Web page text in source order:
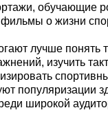
обучающие
о жизни
лучше понять
изучить
популяризации
широкой